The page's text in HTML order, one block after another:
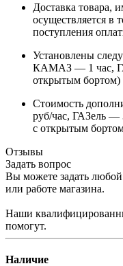
Доставка товара,
осуществляется в
поступления
Установлены
КАМАЗ — 1 час,
открытым бортом)
Стоимость
руб/час, ГАЗель —
с открытым
Отзывы
Задать вопрос
Вы можете задать
или работе магазина.
Наши
помогут.
Наличие